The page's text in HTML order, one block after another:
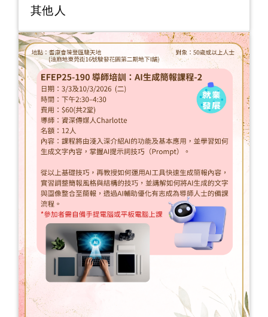
其他人